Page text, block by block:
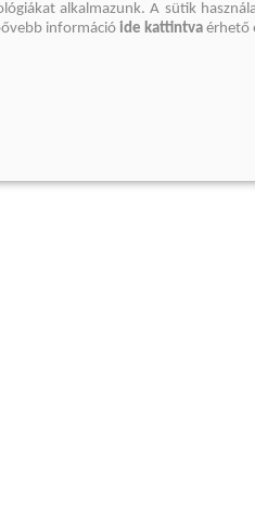
alkalmazunk. A sütik
információ ide kattintva érhető